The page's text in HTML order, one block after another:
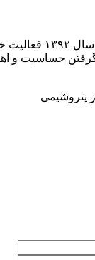
شرکت
گرفتن حساسیت و